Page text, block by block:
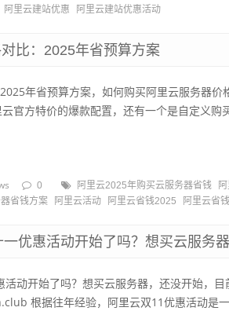
阿里云建站优惠 阿里云建站优惠活动
比：2025年省预算方案
年省预算方案，如何购买阿里云服务器价
官方特价的爆款配置，还有一个是自定义购
0 阿里云2025年购买云服务器省钱
省钱方案 阿里云活动 阿里云省钱2025 阿里云省
优惠活动开始了吗？想买云服务器
动开始了吗？想买云服务器，还没开始，目
根据往年经验，阿里云双11优惠活动是